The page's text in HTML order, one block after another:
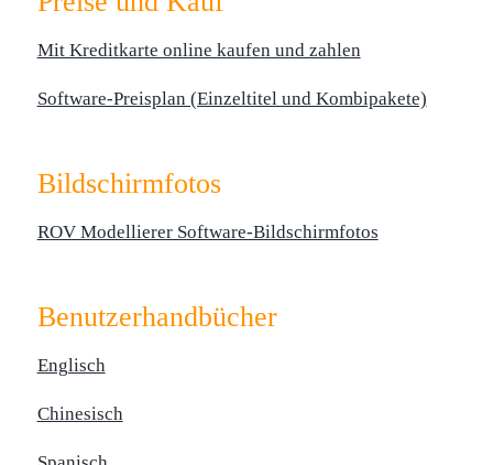
Mit Kreditkarte online kaufen und zahlen
Software-Preisplan (Einzeltitel und Kombipakete)
Bildschirmfotos
ROV Modellierer Software-Bildschirmfotos
Benutzerhandbücher
Englisch
Chinesisch